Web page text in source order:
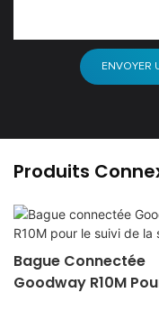
ENVOYER
Produits
Bague Connectée
Goodway R10M